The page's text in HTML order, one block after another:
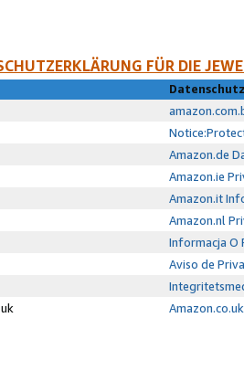
FÜR DIE
Amazon.de
Amazon.ie
Amazon.it
Amazon.nl
Informacja O
Aviso de